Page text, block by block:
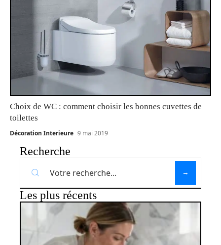
Choix de WC : comment choisir les bonnes cuvettes de
toilettes
Décoration Interieure 9 mai 2019
Recherche
Les plus récents